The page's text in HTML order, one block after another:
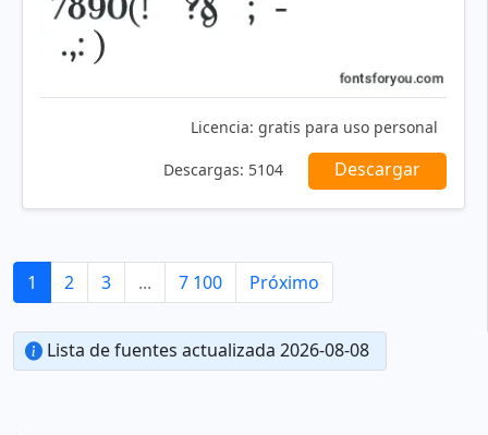
Licencia: gratis para uso personal
Descargas: 5104 Descargar
1 2 3 ... 7 100 Próximo
Lista de fuentes actualizada 2026-08-08